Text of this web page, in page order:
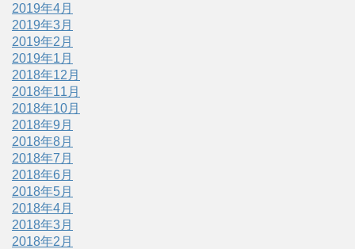
2019年4月
2019年3月
2019年2月
2019年1月
2018年12月
2018年11月
2018年10月
2018年9月
2018年8月
2018年7月
2018年6月
2018年5月
2018年4月
2018年3月
2018年2月